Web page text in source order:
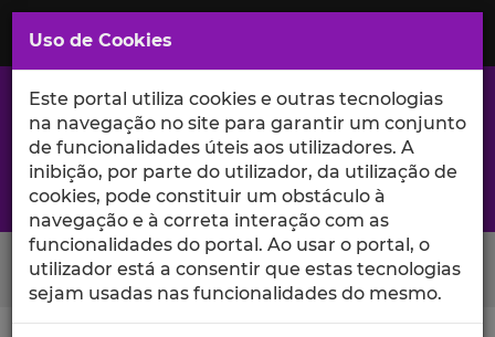
Saltar
para
Conteúdo
Principal
A excelência da investigação e ciência no Iscte
Search Button
Uso de Cookies
Este portal utiliza cookies e outras tecnologias
na navegação no site para garantir um conjunto
de funcionalidades úteis aos utilizadores. A
inibição, por parte do utilizador, da utilização de
cookies, pode constituir um obstáculo à
navegação e à correta interação com as
funcionalidades do portal. Ao usar o portal, o
utilizador está a consentir que estas tecnologias
sejam usadas nas funcionalidades do mesmo.